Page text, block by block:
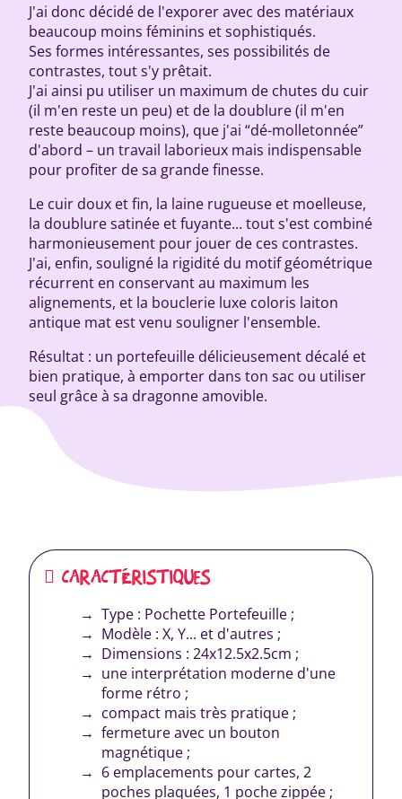
J'ai donc décidé de l'exporer avec des matériaux
beaucoup moins féminins et sophistiqués.
Ses formes intéressantes, ses possibilités de
contrastes, tout s'y prêtait.
J'ai ainsi pu utiliser un maximum de chutes du cuir
(il m'en reste un peu) et de la doublure (il m'en
reste beaucoup moins), que j'ai “dé-molletonnée”
d'abord – un travail laborieux mais indispensable
pour profiter de sa grande finesse.
Le cuir doux et fin, la laine rugueuse et moelleuse,
la doublure satinée et fuyante... tout s'est combiné
harmonieusement pour jouer de ces contrastes.
J'ai, enfin, souligné la rigidité du motif géométrique
récurrent en conservant au maximum les
alignements, et la bouclerie luxe coloris laiton
antique mat est venu souligner l'ensemble.
Résultat : un portefeuille délicieusement décalé et
bien pratique, à emporter dans ton sac ou utiliser
seul grâce à sa dragonne amovible.
CARACTÉRISTIQUES
Type : Pochette Portefeuille ;
Modèle : X, Y... et d'autres ;
Dimensions : 24x12.5x2.5cm ;
une interprétation moderne d'une
forme rétro ;
compact mais très pratique ;
fermeture avec un bouton
magnétique ;
6 emplacements pour cartes, 2
poches plaquées, 1 poche zippée ;